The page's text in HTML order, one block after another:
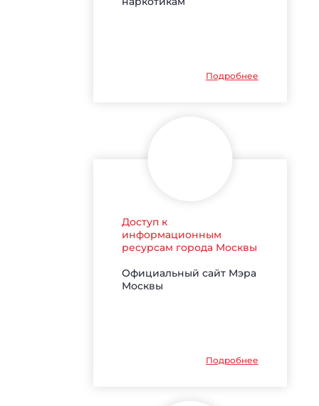
Подробнее
Доступ к
информационным
ресурсам города Москвы
Официальный сайт Мэра
Москвы
Подробнее